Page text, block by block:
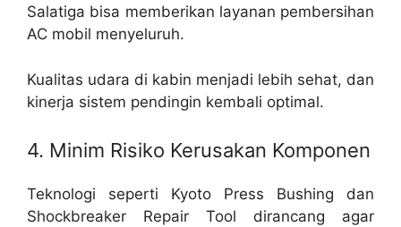
Salatiga bisa memberikan layanan pembersihan
AC mobil menyeluruh.
Kualitas udara di kabin menjadi lebih sehat, dan
kinerja sistem pendingin kembali optimal.
4. Minim Risiko Kerusakan Komponen
Teknologi seperti Kyoto Press Bushing dan
Shockbreaker Repair Tool dirancang agar